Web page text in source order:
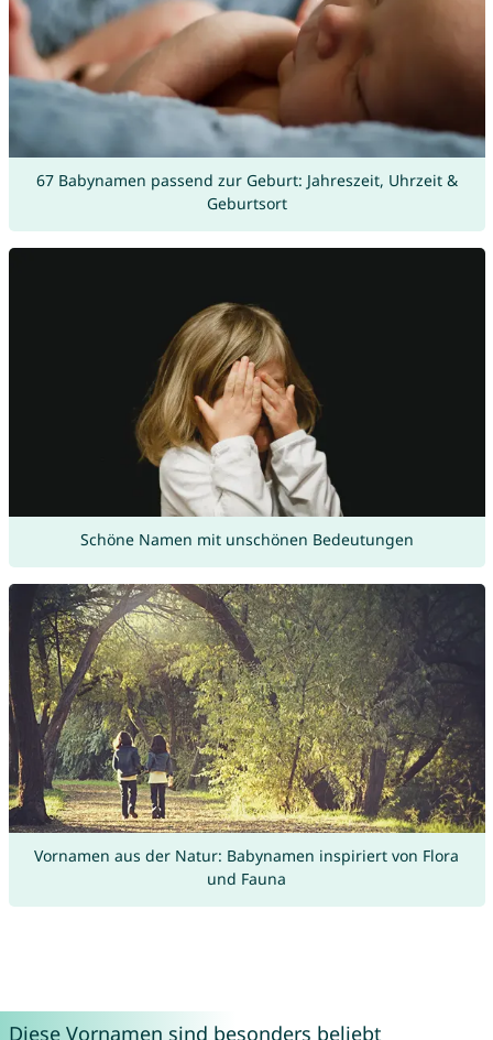
67 Babynamen passend zur Geburt: Jahreszeit, Uhrzeit &
Geburtsort
Schöne Namen mit unschönen Bedeutungen
Vornamen aus der Natur: Babynamen inspiriert von Flora
und Fauna
Diese Vornamen sind besonders beliebt